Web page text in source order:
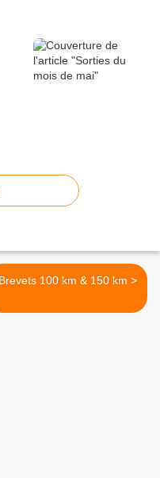
Brevets 100 km & 150 km >